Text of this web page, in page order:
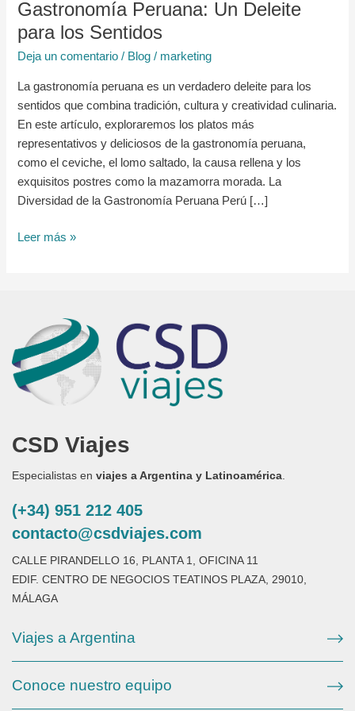
Gastronomía Peruana: Un Deleite
para los Sentidos
Deja un comentario / Blog / marketing
La gastronomía peruana es un verdadero deleite para los
sentidos que combina tradición, cultura y creatividad culinaria.
En este artículo, exploraremos los platos más
representativos y deliciosos de la gastronomía peruana,
como el ceviche, el lomo saltado, la causa rellena y los
exquisitos postres como la mazamorra morada. La
Diversidad de la Gastronomía Peruana Perú […]
Leer más »
CSD Viajes
Especialistas en viajes a Argentina y Latinoamérica
(+34) 951 212 405
contacto@csdviajes.com
CALLE PIRANDELLO 16, PLANTA 1, OFICINA 11
EDIF. CENTRO DE NEGOCIOS TEATINOS PLAZA, 29010,
MÁLAGA
Viajes a Argentina
Conoce nuestro equipo